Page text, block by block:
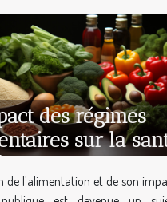
des régimes
sur la
de l'alimentation et de son